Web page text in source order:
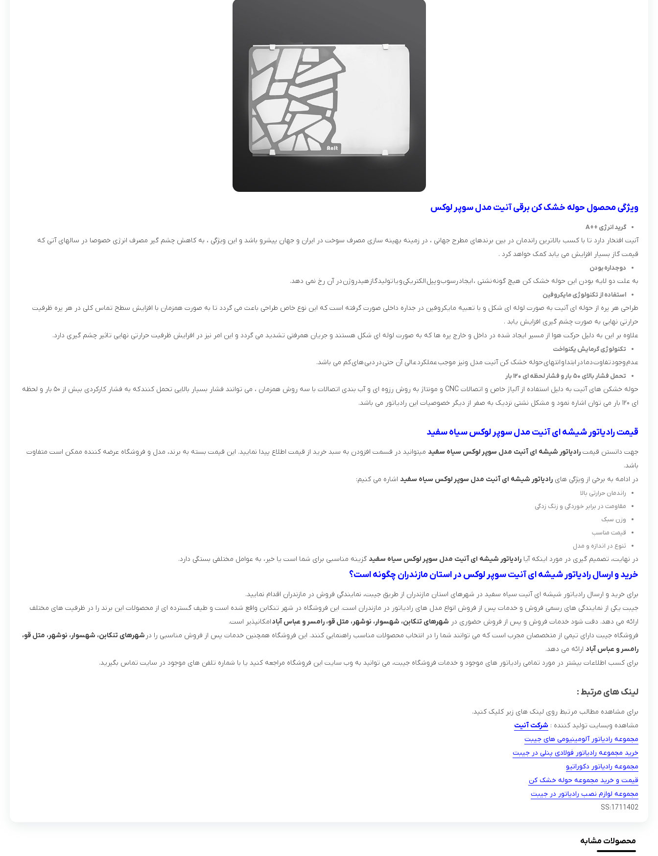
ویژگی محصول حوله خشک کن برقی آنیت مدل سوپر لوکس
گرید انرژی ++A
آنیت افتخار دارد تا با کسب بالاترین راندمان در بین برندهای مطرح جهانی ، در زمینه بهینه سازی مصرف سوخت در ایران و جهان پیشرو باشد و این ویژگی ، به کاهش چشم گیر مصرف انرژی خصوصا در سالهای آتی که
قیمت گاز بسیار افزایش می یابد کمک خواهد کرد .
دوجدارهبودن
به علت دو لایه بودن این حوله خشک کن هیچ گونهنشتی ،ایجادرسوبوپیلالکتریکیویاتولیدگاز هیدروژندر آن رخ نمی دهد.
استفاده از تکنولوژی مایکروفین
طراحی هر پره از حوله ای آنیت به صورت لوله ای شکل و با تعبیه مایکروفین در جداره داخلی صورت گرفته است که این نوع خاص طراحی باعث می گردد تا به صورت همزمان با افزایش سطح تماس کلی در هر پره ظرفیت
حرارتی نهایی به صورت چشم گیری افزایش یابد .
علاوه بر این به دلیل حرکت هوا از مسیر ایجاد شده در داخل و خارج پره ها که به صورت لوله ای شکل هستند و جریان همرفتی تشدید می گردد و این امر نیز در افرایش ظرفیت حرارتی نهایی تاثیر چشم گیری دارد.
تکنولوژی گرمایش یکنواخت
عدموجودتفاوتدمادر ابتداوانتهایحوله خشک کن آنیت مدل ونیز موجبعملکردعالی آن حتیدر دبیهایکم می باشد.
تحمل فشار بالای ۵۰ بار و فشار لحظه ای ۱۲۰ بار
حوله خشکن های آنیت به دلیل استفاده از آلیاژ خاص و اتصالات CNC و مونتاژ به روش رزوه ای و آب بندی اتصالات با سه روش همزمان ، می توانند فشار بسیار بالایی تحمل کنند که به فشار کارکردی بیش از ۵۰ بار و لحظه
ای ۱۲۰ بار می توان اشاره نمود و مشکل نشتی نزدیک به صفر از دیگر خصوصیات این رادیاتور می باشد.
قیمت رادیاتور شیشه ای آنیت مدل سوپر لوکس سیاه سفید
جهت دانستن قیمت رادیاتور شیشه ای آنیت مدل سوپر لوکس سیاه سفید میتوانید در قسمت افزودن به سبد خرید از قیمت اطلاع پیدا نمایید. این قیمت بسته به برند، مدل و فروشگاه عرضه کننده ممکن است متفاوت
باشد.
در ادامه به برخی از ویژگی های رادیاتور شیشه ای آنیت مدل سوپر لوکس سیاه سفید اشاره می کنیم:
راندمان حرارتی بالا
مقاومت در برابر خوردگی و زنگ زدگی
وزن سبک
قیمت مناسب
تنوع در اندازه و مدل
در نهایت، تصمیم گیری در مورد اینکه آیا رادیاتور شیشه ای آنیت مدل سوپر لوکس سیاه سفید گزینه مناسبی برای شما است یا خیر، به عوامل مختلفی بستگی دارد.
خرید و ارسال رادیاتور شیشه ای آنیت سوپر لوکس در استان مازندران چگونه است؟
برای خرید و ارسال رادیاتور شیشه ای آنیت سیاه سفید در شهرهای استان مازندران از طریق جیبت، نمایندگی فروش در مازندران اقدام نمایید.
جیبت یکی از نمایندگی های رسمی فروش و خدمات پس از فروش انواع مدل های رادیاتور در مازندران است. این فروشگاه در شهر تنکابن واقع شده است و طیف گسترده ای از محصولات این برند را در ظرفیت های مختلف
ارائه می دهد. دقت شود خدمات فروش و پس از فروش حضوری در شهرهای تنکابن، شهسوار، نوشهر، متل قو، رامسر و عباس آبادامکانپذیر است.
فروشگاه جیبت دارای تیمی از متخصصان مجرب است که می توانند شما را در انتخاب محصولات مناسب راهنمایی کنند. این فروشگاه همچنین خدمات پس از فروش مناسبی را در شهرهای تنکابن، شهسوار، نوشهر، متل قو،
رامسر و عباس آباد ارائه می دهد.
برای کسب اطلاعات بیشتر در مورد تمامی رادیاتور های موجود و خدمات فروشگاه جیبت، می توانید به وب سایت این فروشگاه مراجعه کنید یا با شماره تلفن های موجود در سایت تماس بگیرید.
لینک های مرتبط :
برای مشاهده مطالب مرتبط روی لینک های زیر کلیک کنید.
مشاهده وبسایت تولید کننده : شرکت آنیت
مجموعه رادیاتور آلومینیومی های جیبت
خرید مجموعه رادیاتور فولادی پنلی در جیبت
مجموعه رادیاتور دکوراتیو
قیمت و خرید مجموعه حوله خشک کن
مجموعه لوازم نصب رادیاتور در جیبت
SS:1711402
محصولات مشابه